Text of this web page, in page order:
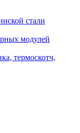
стали
модулей
термоскотч,